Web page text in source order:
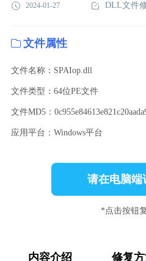
2024-01-27 DLL文件
文件属性
文件名称：SPAIop.dll
文件类型：64位PE文件
应用平台：Windows平台
请在电脑端
*点击按钮
内容介绍 修复